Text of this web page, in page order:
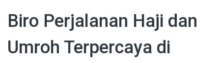
Biro Perjalanan Haji dan
Umroh Terpercaya di